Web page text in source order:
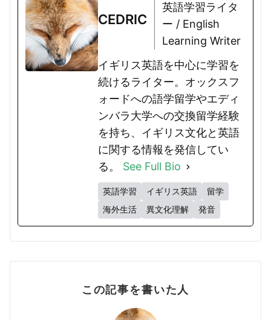
CEDRIC
英語学習ライタ
ー / English
Learning Writer
イギリス英語を中心に学習を
続けるライター。オックスフ
ォードへの語学留学やエディ
ンバラ大学への交換留学経験
を持ち、イギリス文化と英語
に関する情報を発信してい
る。 See Full Bio
英語学習 イギリス英語
留学
海外生活
異文化理解 発音
この記事を書いた人